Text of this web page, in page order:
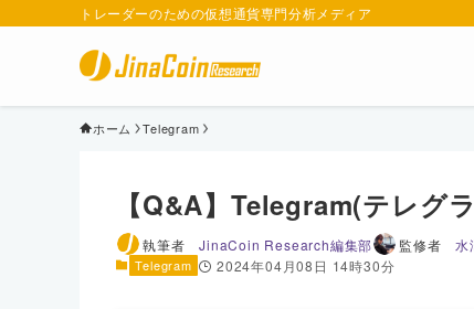
トレーダーのための仮想通貨専門分析メディア
ホーム Telegram
【Q&A】Telegram(テレグ
Telegram 2024年04月08日 14時30分
執筆者JinaCoin Research編集部 監修者